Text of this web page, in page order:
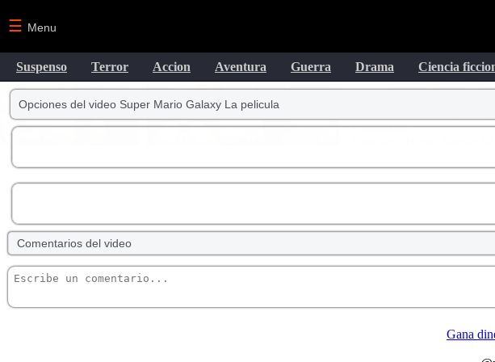
☰ Menu
Suspenso Terror Accion Aventura Guerra Drama Ciencia
Opciones del video Super Mario Galaxy La pelicula
Comentarios del video
Gana